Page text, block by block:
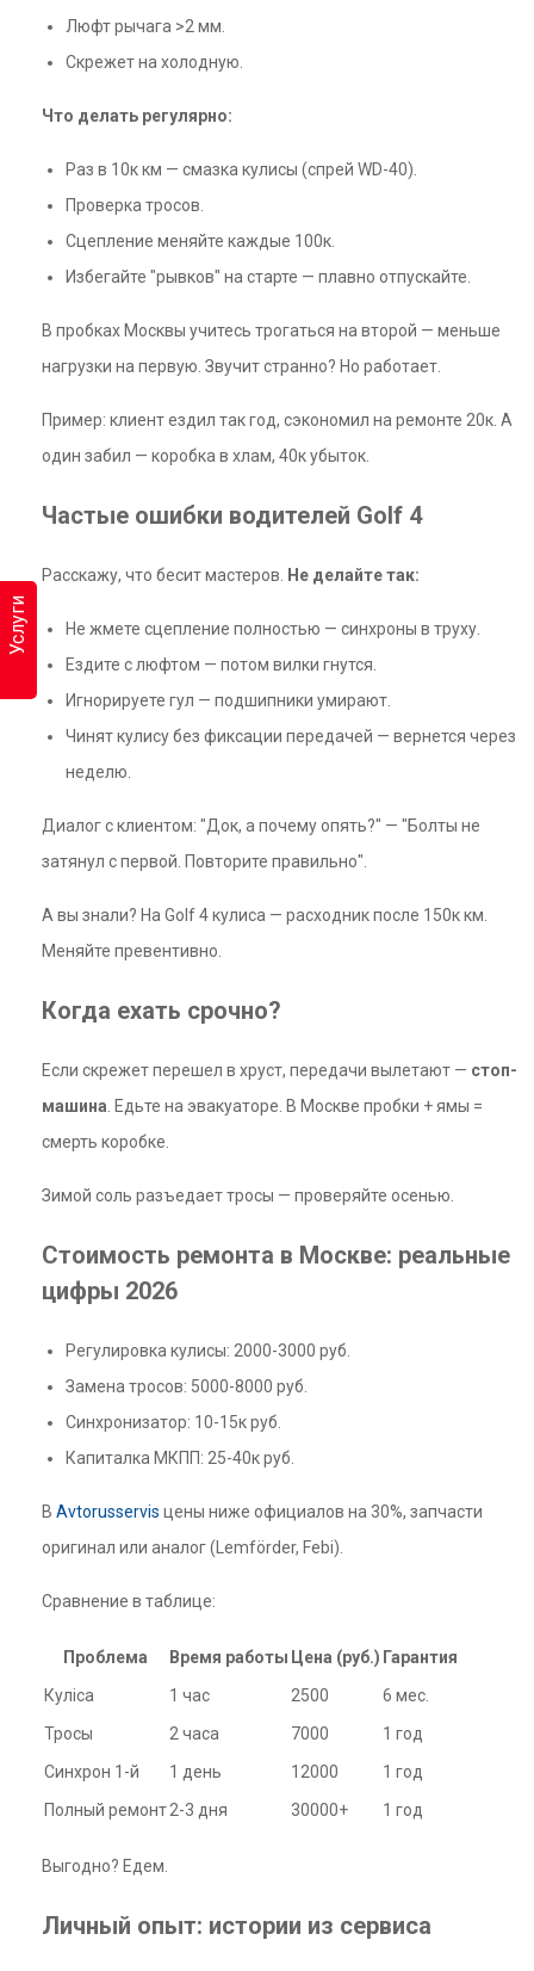
Услуги
Люфт рычага >2 мм.
Скрежет на холодную.
Что делать регулярно:
Раз в 10к км — смазка кулисы (спрей WD-40).
Проверка тросов.
Сцепление меняйте каждые 100к.
Избегайте "рывков" на старте — плавно отпускайте.
В пробках Москвы учитесь трогаться на второй — меньше
нагрузки на первую. Звучит странно? Но работает.
Пример: клиент ездил так год, сэкономил на ремонте 20к. А
один забил — коробка в хлам, 40к убыток.
Частые ошибки водителей Golf 4
Расскажу, что бесит мастеров. Не делайте так:
Не жмете сцепление полностью — синхроны в труху.
Ездите с люфтом — потом вилки гнутся.
Игнорируете гул — подшипники умирают.
Чинят кулису без фиксации передачей — вернется через
неделю.
Диалог с клиентом: "Док, а почему опять?" — "Болты не
затянул с первой. Повторите правильно".
А вы знали? На Golf 4 кулиса — расходник после 150к км.
Меняйте превентивно.
Когда ехать срочно?
Если скрежет перешел в хруст, передачи вылетают — стоп-
машина . Едьте на эвакуаторе. В Москве пробки + ямы =
смерть коробке.
Зимой соль разъедает тросы — проверяйте осенью.
Стоимость ремонта в Москве: реальные
цифры 2026
Регулировка кулисы: 2000-3000 руб.
Замена тросов: 5000-8000 руб.
Синхронизатор: 10-15к руб.
Капиталка МКПП: 25-40к руб.
В Avtorusservis цены ниже официалов на 30%, запчасти
оригинал или аналог (Lemförder, Febi).
Сравнение в таблице:
Проблема Время работы Цена (руб.) Гарантия
Куліса
1 час 2500
6 мес.
Тросы
2 часа 7000
1 год
Синхрон 1-й
1 день 12000
1 год
Полный ремонт2-3 дня 30000+ 1 год
Выгодно? Едем.
Личный опыт: истории из сервиса